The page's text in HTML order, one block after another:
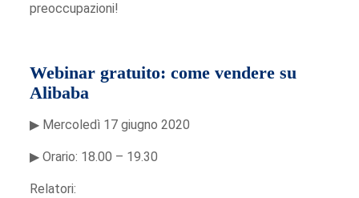
preoccupazioni!
Webinar gratuito: come vendere su
Alibaba
▶ Mercoledì 17 giugno 2020
▶ Orario: 18.00 – 19.30
Relatori: